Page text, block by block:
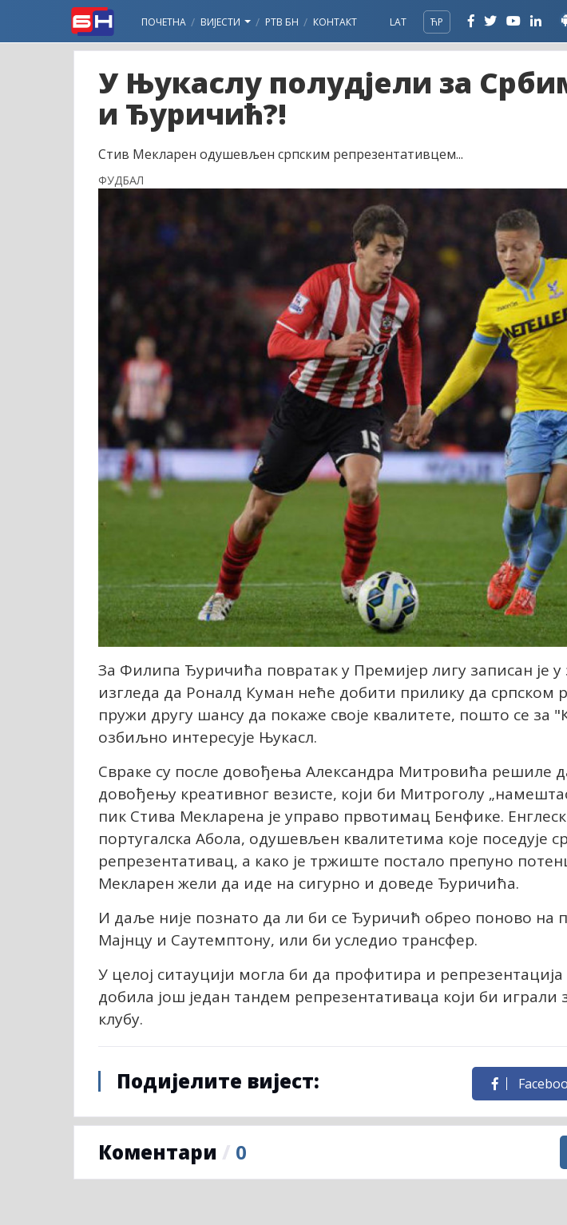
ПОЧЕТНА ВИЈЕСТИ РТВ БН КОНТАКТ LAT ЋР
У Њукаслу полудјели за
и Ђуричић?!
Стив Мекларен одушевљен српским репрезентативцем...
ФУДБАЛ
За Филипа Ђуричића повратак у Премијер лигу записан је у
изгледа да Роналд Куман неће добити прилику да српском
пружи другу шансу да покаже своје квалитете, пошто се за
озбиљно интересује Њукасл.
Свраке су после довођења Александра Митровића решиле
довођењу креативног везисте, који би Митроголу
пик Стива Мекларена је управо првотимац Бенфике.
португалска Абола, одушевљен квалитетима које поседује
репрезентативац, а како је тржиште постало препуно
Мекларен жели да иде на сигурно и доведе Ђуричића.
И даље није познато да ли би се Ђуричић обрео поново на
Мајнцу и Саутемптону, или би уследио трансфер.
У целој ситауцији могла би да профитира и репрезентација
добила још један тандем репрезентативаца који би играли
клубу.
Подијелите вијест:
Коментари / 0